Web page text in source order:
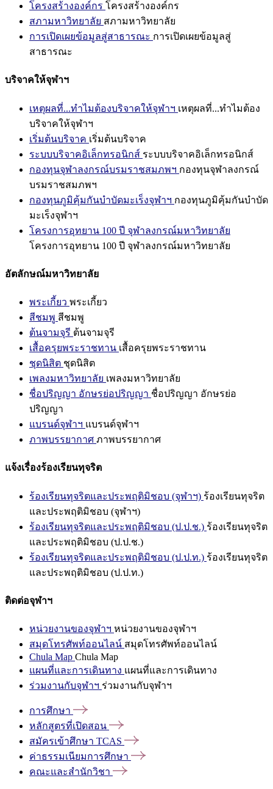
โครงสร้างองค์กร โครงสร้างองค์กร
สภามหาวิทยาลัย สภามหาวิทยาลัย
การเปิดเผยข้อมูลสู่สาธารณะ การเปิดเผยข้อมูลสู่
สาธารณะ
บริจาคให้จุฬาฯ
เหตุผลที่...ทำไมต้องบริจาคให้จุฬาฯ เหตุผลที่...ทำไมต้อง
บริจาคให้จุฬาฯ
เริ่มต้นบริจาค เริ่มต้นบริจาค
ระบบบริจาคอิเล็กทรอนิกส์ ระบบบริจาคอิเล็กทรอนิกส์
กองทุนจุฬาลงกรณ์บรมราชสมภพฯ กองทุนจุฬาลงกรณ์
บรมราชสมภพฯ
กองทุนภูมิคุ้มกันบำบัดมะเร็งจุฬาฯ กองทุนภูมิคุ้มกันบำบัด
มะเร็งจุฬาฯ
โครงการอุทยาน 100 ปี จุฬาลงกรณ์มหาวิทยาลัย
โครงการอุทยาน 100 ปี จุฬาลงกรณ์มหาวิทยาลัย
อัตลักษณ์มหาวิทยาลัย
พระเกี้ยว พระเกี้ยว
สีชมพู สีชมพู
ต้นจามจุรี ต้นจามจุรี
เสื้อครุยพระราชทาน เสื้อครุยพระราชทาน
ชุดนิสิต ชุดนิสิต
เพลงมหาวิทยาลัย เพลงมหาวิทยาลัย
ชื่อปริญญา อักษรย่อปริญญา ชื่อปริญญา อักษรย่อ
ปริญญา
แบรนด์จุฬาฯ แบรนด์จุฬาฯ
ภาพบรรยากาศ ภาพบรรยากาศ
แจ้งเรื่องร้องเรียนทุจริต
ร้องเรียนทุจริตและประพฤติมิชอบ (จุฬาฯ) ร้องเรียนทุจริต
และประพฤติมิชอบ (จุฬาฯ)
ร้องเรียนทุจริตและประพฤติมิชอบ (ป.ป.ช.) ร้องเรียนทุจริต
และประพฤติมิชอบ (ป.ป.ช.)
ร้องเรียนทุจริตและประพฤติมิชอบ (ป.ป.ท.) ร้องเรียนทุจริต
และประพฤติมิชอบ (ป.ป.ท.)
ติดต่อจุฬาฯ
หน่วยงานของจุฬาฯ หน่วยงานของจุฬาฯ
สมุดโทรศัพท์ออนไลน์ สมุดโทรศัพท์ออนไลน์
Chula Map Chula Map
แผนที่และการเดินทาง แผนที่และการเดินทาง
ร่วมงานกับจุฬาฯ ร่วมงานกับจุฬาฯ
การศึกษา
หลักสูตรที่เปิดสอน
สมัครเข้าศึกษา TCAS
ค่าธรรมเนียมการศึกษา
คณะและสำนักวิชา